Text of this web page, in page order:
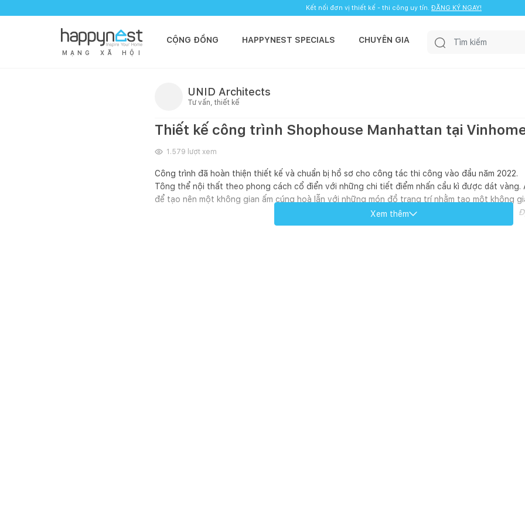
Kết nối đơn vị thiết kế - thi công uy tín. ĐĂNG KÝ NGAY!
M Ạ N G X Ã H Ộ I
CỘNG ĐỒNG HAPPYNEST SPECIALS CHUYÊN GIA
UNID Architects
Tư vấn, thiết kế
Thiết kế công trình Shophouse Manhattan tại
1.579 lượt xem
Công trình đã hoàn thiện thiết kế và chuẩn bị hồ sơ cho công tác thi công vào đầu năm 2022.
Tông thể nội thất theo phong cách cổ điển với những chi tiết điểm nhấn cầu kì được dát vàng.
để tạo nên một không gian ấm cúng hoà lẫn với những món đồ trang trí nhằm tạo một không
Xem thêm